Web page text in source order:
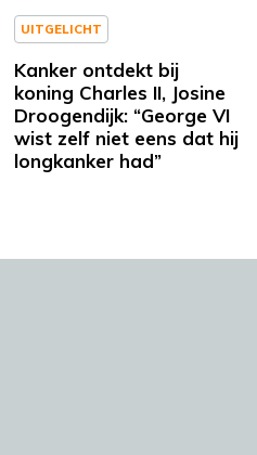
UITGELICHT
Kanker ontdekt bij
koning Charles II, Josine
Droogendijk: “George VI
wist zelf niet eens dat hij
longkanker had”